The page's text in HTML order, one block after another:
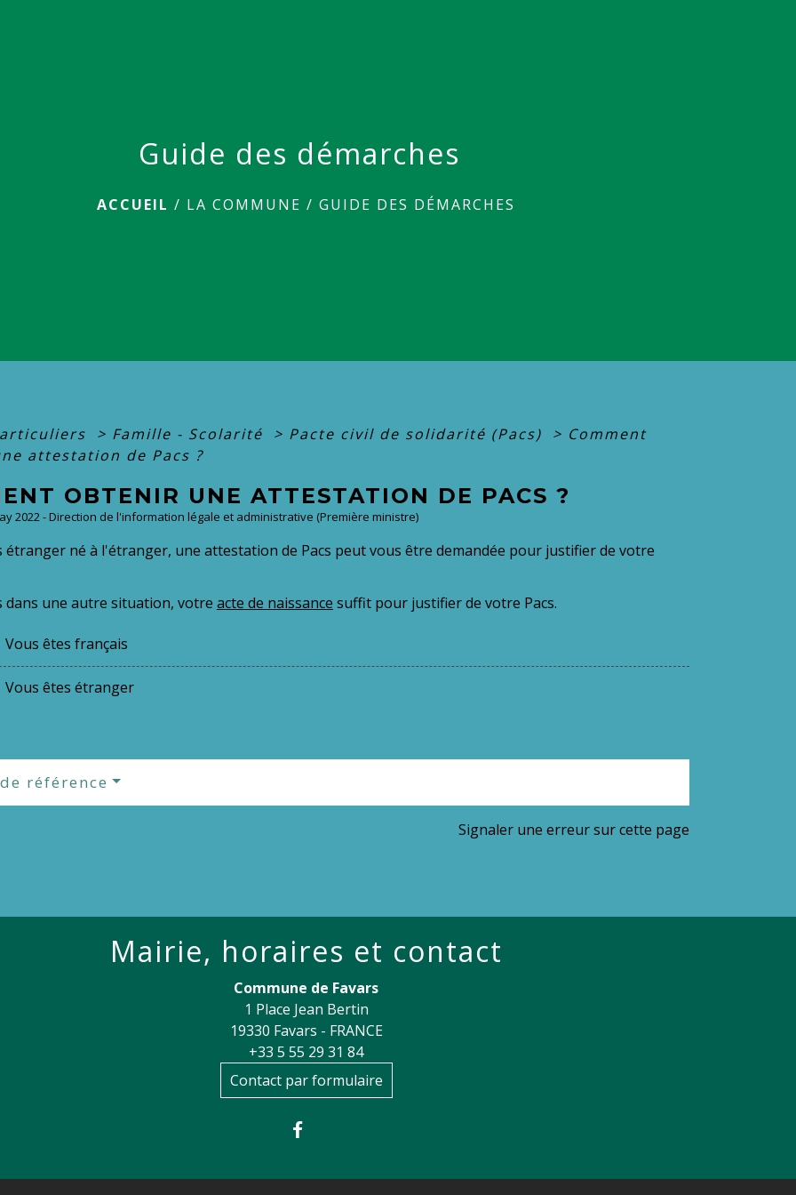
Guide des démarches
ACCUEIL / LA COMMUNE /GUIDE DES DÉMARCHES
> Famille - Scolarité > Pacte civil de solidarité (Pacs) > Comment
attestation de Pacs ?
OBTENIR UNE ATTESTATION DE PACS ?
2022 - Direction de l'information légale et administrative (Première ministre)
étranger né à l'étranger, une attestation de Pacs peut vous être demandée pour justifier de votre
dans une autre situation, votre acte de naissance suffit pour justifier de votre Pacs.
Vous êtes français
Vous êtes étranger
référence
Signaler une erreur sur cette page
Mairie, horaires et contact
Commune de Favars
1 Place Jean Bertin
19330 Favars - FRANCE
+33 5 55 29 31 84
Contact par formulaire